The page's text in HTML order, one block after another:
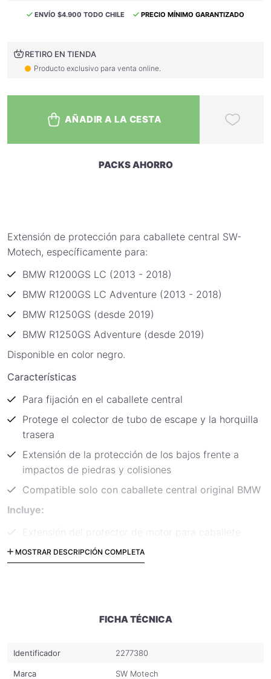
ENVÍO $4.900 TODO CHILE PRECIO MÍNIMO GARANTIZADO
RETIRO EN TIENDA
Producto exclusivo para venta online.
AÑADIR A LA CESTA
PACKS AHORRO
Extensión de protección para caballete central SW-
Motech, específicamente para:
BMW R1200GS LC (2013 - 2018)
BMW R1200GS LC Adventure (2013 - 2018)
BMW R1250GS (desde 2019)
BMW R1250GS Adventure (desde 2019)
Disponible en color negro.
Características
Para fijación en el caballete central
Protege el colector de tubo de escape y la horquilla
trasera
Extensión de la protección de los bajos frente a
impactos de piedras y colisiones
Compatible solo con caballete central original BMW
Incluye:
central
MOSTRAR DESCRIPCIÓN COMPLETA
FICHA TÉCNICA
Identificador 2277380
Marca SW Motech